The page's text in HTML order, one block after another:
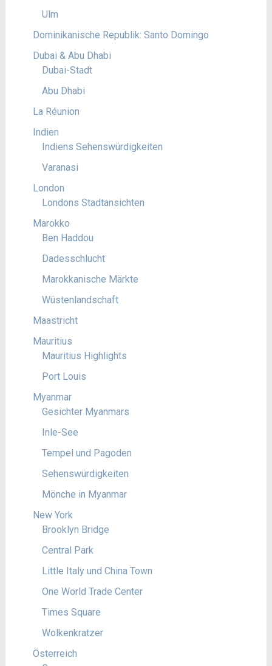
Ulm
Dominikanische Republik: Santo Domingo
Dubai & Abu Dhabi
Dubai-Stadt
Abu Dhabi
La Réunion
Indien
Indiens Sehenswürdigkeiten
Varanasi
London
Londons Stadtansichten
Marokko
Ben Haddou
Dadesschlucht
Marokkanische Märkte
Wüstenlandschaft
Maastricht
Mauritius
Mauritius Highlights
Port Louis
Myanmar
Gesichter Myanmars
Inle-See
Tempel und Pagoden
Sehenswürdigkeiten
Mönche in Myanmar
New York
Brooklyn Bridge
Central Park
Little Italy und China Town
One World Trade Center
Times Square
Wolkenkratzer
Österreich